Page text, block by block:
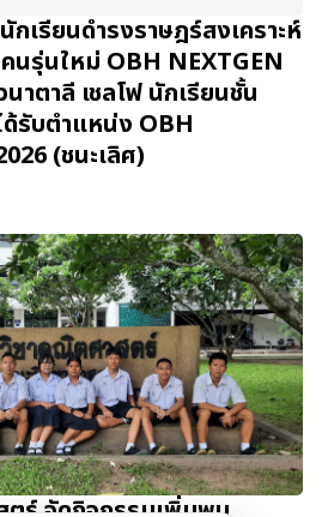
เรียนดำรงราษฎร์สงเคราะห์
นรุ่นใหม่ OBH NEXTGEN
าตาลี เชลโฟ นักเรียนชั้น
รับตำแหน่ง OBH
(ชนะเลิศ)